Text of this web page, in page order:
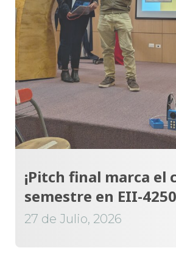
¡Pitch final marca el
semestre en EII-
27 de Julio, 2026